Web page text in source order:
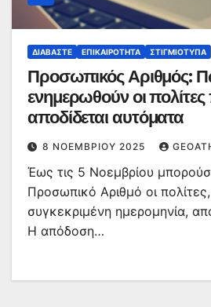
ΔΙΑΒΆΣΤΕ ΕΠΙΚΑΙΡΌΤΗΤΑ ΣΤΙΓΜΙΌΤΥΠΑ
Προσωπικός Αριθμός:
ενημερωθούν οι
αποδίδεται αυτόματα
8 ΝΟΕΜΒΡΊΟΥ 2025
Έως τις 5 Νοεμβρίου
Προσωπικό Αριθμό οι
συγκεκριμένη ημερομηνία,
Η απόδοση…